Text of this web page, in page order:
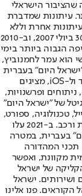
הישראלי
עיתונות שמדברת
אחרת וללא
תשלום. המהדורה המודפסת הראשונה פורסמה ב-30 ביולי 2007, וב-2010
הגבוה ביותר בימי
הוא עמר לחמנוביץ,
היום" בעברית
ובאנגלית, כמו כן היישומונים (אפליקציות) לאנדרואיד ול-iOS, מציגים
ופרשנויות,
של "ישראל היום"
טכנולוגיה, ספורט,
כלכלה וצרכנות, בריאות, חיילים, אוכל, יהדות, תיירות ורכב. ב-2021 עלו
בעברית, במטרה
תכני המהדורה
מקוונת, ואפשר
של ישראל
ושירותים. ישראל
פנו אלינו